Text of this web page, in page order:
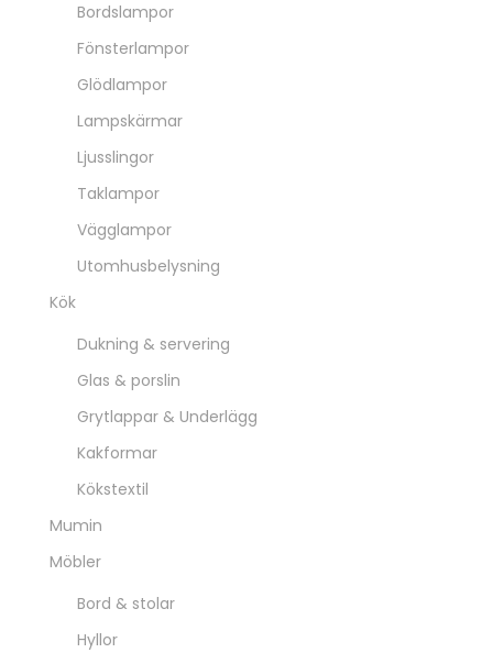
Bordslampor
Fönsterlampor
Glödlampor
Lampskärmar
Ljusslingor
Taklampor
Vägglampor
Utomhusbelysning
Kök
Dukning & servering
Glas & porslin
Grytlappar & Underlägg
Kakformar
Kökstextil
Mumin
Möbler
Bord & stolar
Hyllor